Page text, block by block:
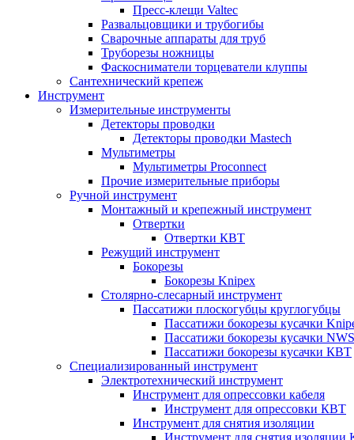
Пресс-клещи Valtec
Развальцовщики и трубогибы
Сварочные аппараты для труб
Труборезы ножницы
Фаскосниматели торцеватели клуппы
Сантехнический крепеж
Инструмент
Измерительные инструменты
Детекторы проводки
Детекторы проводки Mastech
Мультиметры
Мультиметры Proconnect
Прочие измерительные приборы
Ручной инструмент
Монтажный и крепежный инструмент
Отвертки
Отвертки КВТ
Режущий инструмент
Бокорезы
Бокорезы Knipex
Столярно-слесарный инструмент
Пассатижи плоскогубцы круглогубцы
Пассатижи бокорезы кусачки
Пассатижи бокорезы кусачки NWS
Пассатижи бокорезы кусачки КВТ
Специализированный инструмент
Электротехнический инструмент
Инструмент для опрессовки кабеля
Инструмент для опрессовки КВТ
Инструмент для снятия изоляции